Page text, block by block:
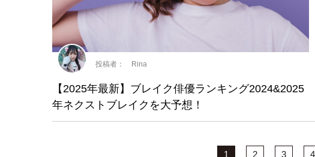
【2025年最新】ブレイク俳優ランキング2024&2025
年ネクストブレイクを大予想！
投稿者： Rina
1 2 3 4